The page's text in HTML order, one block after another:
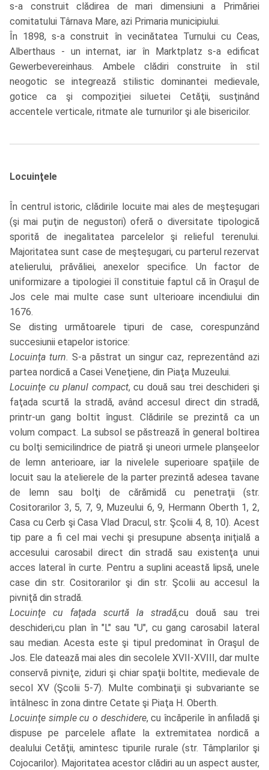
s-a construit clădirea de mari dimensiuni a Primăriei
comitatului Târnava Mare, azi Primaria municipiului.
În 1898, s-a construit în vecinătatea Turnului cu Ceas,
Alberthaus - un internat, iar în Marktplatz s-a edificat
Gewerbevereinhaus. Ambele clădiri construite în stil
neogotic se integrează stilistic dominantei medievale,
gotice ca şi compoziţiei siluetei Cetăţii, susţinând
accentele verticale, ritmate ale turnurilor şi ale bisericilor.
Locuinţele
În centrul istoric, clădirile locuite mai ales de meşteşugari
(şi mai puţin de negustori) oferă o diversitate tipologică
sporită de inegalitatea parcelelor şi relieful terenului.
Majoritatea sunt case de meşteşugari, cu parterul rezervat
atelierului, prăvăliei, anexelor specifice. Un factor de
uniformizare a tipologiei îl constituie faptul că în Oraşul de
Jos cele mai multe case sunt ulterioare incendiului din
1676.
Se disting următoarele tipuri de case, corespunzând
succesiunii etapelor istorice:
Locuinţa turn. S-a păstrat un singur caz, reprezentând azi
partea nordică a Casei Veneţiene, din Piaţa Muzeului.
Locuinţe cu planul compact, cu două sau trei deschideri şi
faţada scurtă la stradă, având accesul direct din stradă,
printr-un gang boltit îngust. Clădirile se prezintă ca un
volum compact. La subsol se păstrează în general boltirea
cu bolţi semicilindrice de piatră şi uneori urmele planşeelor
de lemn anterioare, iar la nivelele superioare spaţiile de
locuit sau la atelierele de la parter prezintă adesea tavane
de lemn sau bolţi de cărămidă cu penetraţii (str.
Cositorarilor 3, 5, 7, 9, Muzeului 6, 9, Hermann Oberth 1, 2,
Casa cu Cerb şi Casa Vlad Dracul, str. Şcolii 4, 8, 10). Acest
tip pare a fi cel mai vechi şi presupune absenţa iniţială a
accesului carosabil direct din stradă sau existenţa unui
acces lateral în curte. Pentru a suplini această lipsă, unele
case din str. Cositorarilor şi din str. Şcolii au accesul la
pivniţă din stradă.
Locuinţe cu faţada scurtă la stradă,cu două sau trei
deschideri,cu plan în "L" sau "U", cu gang carosabil lateral
sau median. Acesta este şi tipul predominat în Oraşul de
Jos. Ele datează mai ales din secolele XVII-XVIII, dar multe
conservă pivniţe, ziduri şi chiar spaţii boltite, medievale de
secol XV (Şcolii 5-7). Multe combinaţii şi subvariante se
întâlnesc în zona dintre Cetate şi Piaţa H. Oberth.
Locuinţe simple cu o deschidere, cu încăperile în anfiladă şi
dispuse pe parcelele aflate la extremitatea nordică a
dealului Cetăţii, amintesc tipurile rurale (str. Tâmplarilor şi
Cojocarilor). Majoritatea acestor clădiri au un aspect auster,